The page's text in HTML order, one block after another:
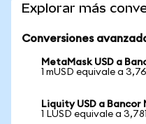
Explorar más
Conversiones
MetaMask USD a
1 mUSD equivale a
Liquity USD a
1 LUSD equivale a